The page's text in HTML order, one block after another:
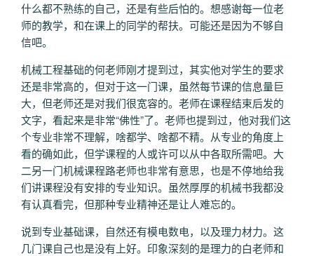
什么都不熟练的自己，还是有些后怕的。想感谢每一位老
师的教学，和在课上的同学的帮扶。可能还是因为不够自
信吧。
机械工程基础的何老师刚才提到过，其实他对学生的要求
还是非常高的，但对于这一门课，虽然每节课的信息量巨
大，但老师还是对我们很宽容的。老师在课程结束后发的
文字，看起来是非常“佛性”了。老师也提到过，他对我们这
个专业非常不理解，啥都学、啥都不精。从专业的角度上
看的确如此，但学课程的人或许可以从中各取所需吧。大
二另一门机械课程路老师也非常有意思，也是不停地给我
们讲课程没有安排的专业知识。虽然厚厚的机械书我都没
有认真看完，但那种专业精神还是让人难忘的。
说到专业基础课，自然还有模电数电，以及理力材力。这
几门课自己也是没有上好。印象深刻的是理力的白老师和